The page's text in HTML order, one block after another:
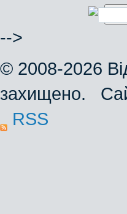
-->
© 2008-2026
захищено.
RSS